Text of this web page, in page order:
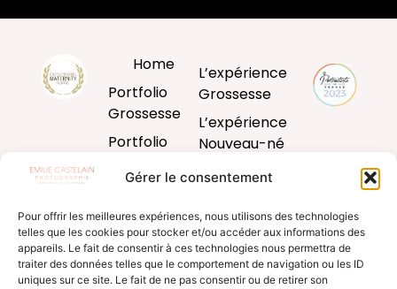
Gérer le consentement
Pour offrir les meilleures expériences, nous utilisons des technologies
telles que les cookies pour stocker et/ou accéder aux informations des
appareils. Le fait de consentir à ces technologies nous permettra de
traiter des données telles que le comportement de navigation ou les ID
uniques sur ce site. Le fait de ne pas consentir ou de retirer son
Home
Portfolio
Grossesse
Portfolio
Bébé
Portfolio
Famille
L’expérience
Grossesse
L’expérience
Nouveau-né
L’expérience
L’expérience
famille
Produits